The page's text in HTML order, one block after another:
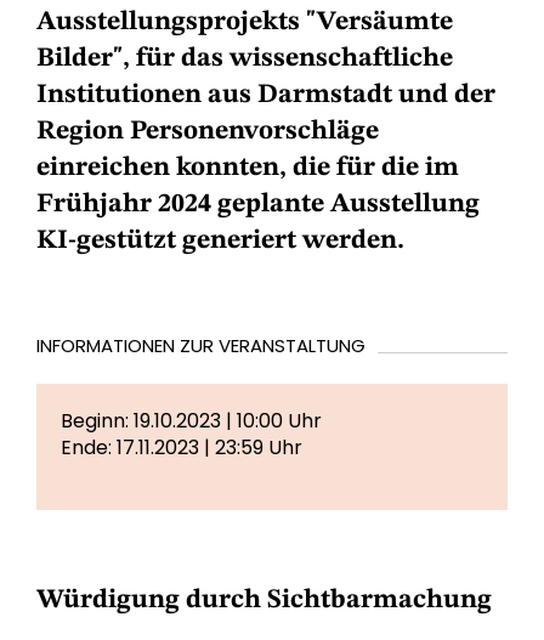
Ausstellungsprojekts "Versäumte
Bilder", für das wissenschaftliche
Institutionen aus Darmstadt und der
Region Personenvorschläge
einreichen konnten, die für die im
Frühjahr 2024 geplante Ausstellung
KI-gestützt generiert werden.
INFORMATIONEN ZUR VERANSTALTUNG
Beginn: 19.10.2023 | 10:00 Uhr
Ende: 17.11.2023 | 23:59 Uhr
Würdigung durch Sichtbarmachung